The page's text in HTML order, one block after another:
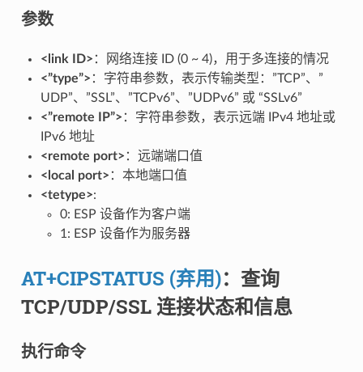
参数
<link ID> ：网络连接 ID (0 ~ 4)，用于多连接的情况
<”type”> ：字符串参数，表示传输类型：”TCP”、”
UDP”、”SSL”、”TCPv6”、”UDPv6” 或 “SSLv6”
<”remote IP”> ：字符串参数，表示远端 IPv4 地址或
IPv6 地址
<remote port> ：远端端口值
<local port> ：本地端口值
<tetype>:
0: ESP 设备作为客户端
1: ESP 设备作为服务器
AT+CIPSTATUS (弃用)：查询
TCP/UDP/SSL 连接状态和信息
执行命令